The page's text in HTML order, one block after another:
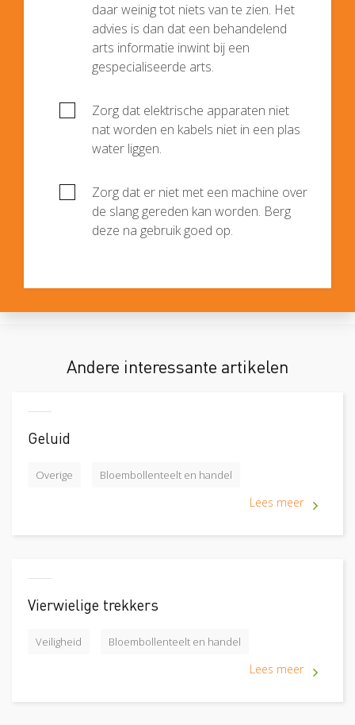
daar weinig tot niets van te zien. Het
advies is dan dat een behandelend
arts informatie inwint bij een
gespecialiseerde arts.
Zorg dat elektrische apparaten niet
nat worden en kabels niet in een plas
water liggen.
Zorg dat er niet met een machine over
de slang gereden kan worden. Berg
deze na gebruik goed op.
Andere interessante artikelen
Geluid
Overige Bloembollenteelt en handel
Lees meer
Vierwielige trekkers
Veiligheid Bloembollenteelt en handel
Lees meer